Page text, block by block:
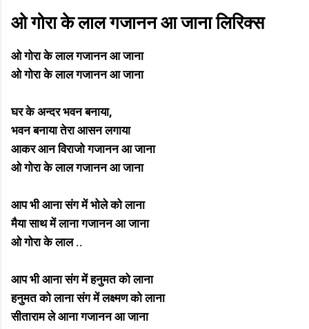
ओ गोरा के लाल गजानन आ जाना लिरिक्स
ओ गोरा के लाल गजानन आ जाना
ओ गोरा के लाल गजानन आ जाना
घर के अन्दर भवन बनाया,
भवन बनाया तेरा आसन लगाया
आकर आन विराजो गजानन आ जाना
ओ गोरा के लाल गजानन आ जाना
आप भी आना संग में भोले को लाना
मैया साथ में लाना गजानन आ जाना
ओ गोरा के लाल ..
आप भी आना संग में हनुमत को लाना
हनुमत को लाना संग में लक्ष्मण को लाना
सीताराम ले आना गजानन आ जाना